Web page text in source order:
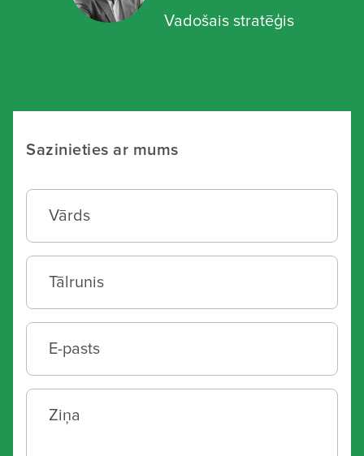
Vadošais stratēģis
Sazinieties ar mums